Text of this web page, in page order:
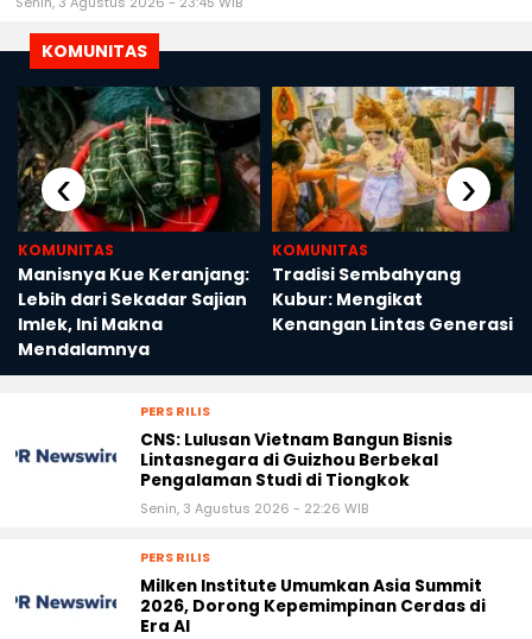
KOMUNITAS
KOMUNITAS
Manisnya Kue Keranjang:
Lebih dari Sekadar Sajian
Imlek, Ini Makna
Mendalamnya
KOMUNITAS
Tradisi Sembahyang
Kubur: Mengikat
Kenangan Lintas Generasi
‹ ›
PERS RILIS
CNS: Lulusan Vietnam Bangun Bisnis
Lintasnegara di Guizhou Berbekal
Pengalaman Studi di Tiongkok
Senin, 3 Agustus 2026 - 22:26 WIB
PERS RILIS
Milken Institute Umumkan Asia Summit
2026, Dorong Kepemimpinan Cerdas di
Era AI